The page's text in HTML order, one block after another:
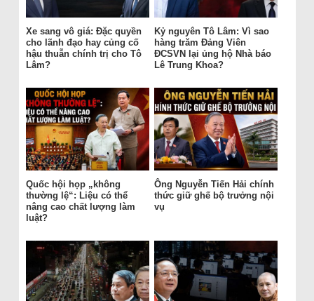
Xe sang vô giá: Đặc quyền
cho lãnh đạo hay củng cố
hậu thuẫn chính trị cho Tô
Lâm?
Kỷ nguyên Tô Lâm: Vì sao
hàng trăm Đảng Viên
ĐCSVN lại ủng hộ Nhà báo
Lê Trung Khoa?
Quốc hội họp „không
thường lệ“: Liệu có thể
nâng cao chất lượng làm
luật?
Ông Nguyễn Tiến Hải chính
thức giữ ghế bộ trưởng nội
vụ